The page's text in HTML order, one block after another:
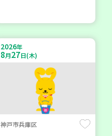
2026年
8月27日(木)
神戸市兵庫区